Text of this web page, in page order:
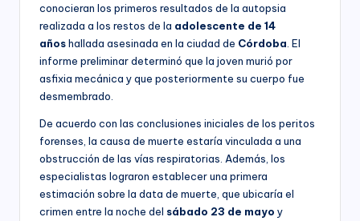
conocieran los primeros resultados de la autopsia
realizada a los restos de la adolescente de 14
añoshallada asesinada en la ciudad de Córdoba . El
informe preliminar determinó que la joven murió por
asfixia mecánica y que posteriormente su cuerpo fue
desmembrado.
De acuerdo con las conclusiones iniciales de los peritos
forenses, la causa de muerte estaría vinculada a una
obstrucción de las vías respiratorias. Además, los
especialistas lograron establecer una primera
estimación sobre la data de muerte, que ubicaría el
crimen entre la noche del sábado 23 de mayo y